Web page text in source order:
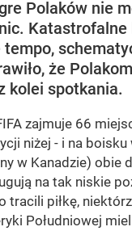
Polaków nie
Katastrofalne
że
kolei spotkania.
zajmuje 66
niżej - i na
w Kanadzie) obie
na tak niskie
tracili piłkę,
Południowej